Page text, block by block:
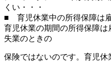
くい・・・
■ 育児休業中の所得保障は
育児休業の期間の所得保障
失業のときの
保険ではないのです。育児